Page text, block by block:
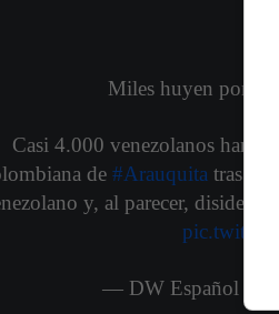
Miles huyen por
Casi 4.000 venezolanos han
de #Arauquita tras los
y, al parecer,
— DW Español